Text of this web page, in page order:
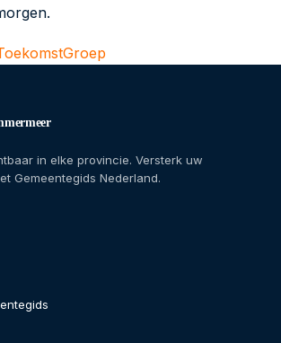
in elke provincie. Versterk uw
Gemeentegids Nederland.